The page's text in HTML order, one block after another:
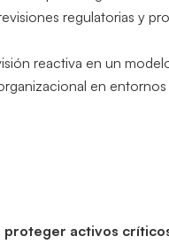
regulatorias y
reactiva en un
en
proteger activos